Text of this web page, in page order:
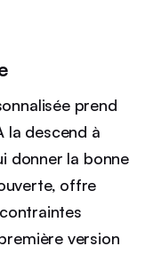
prend
la descend à
donner la bonne
offre
version